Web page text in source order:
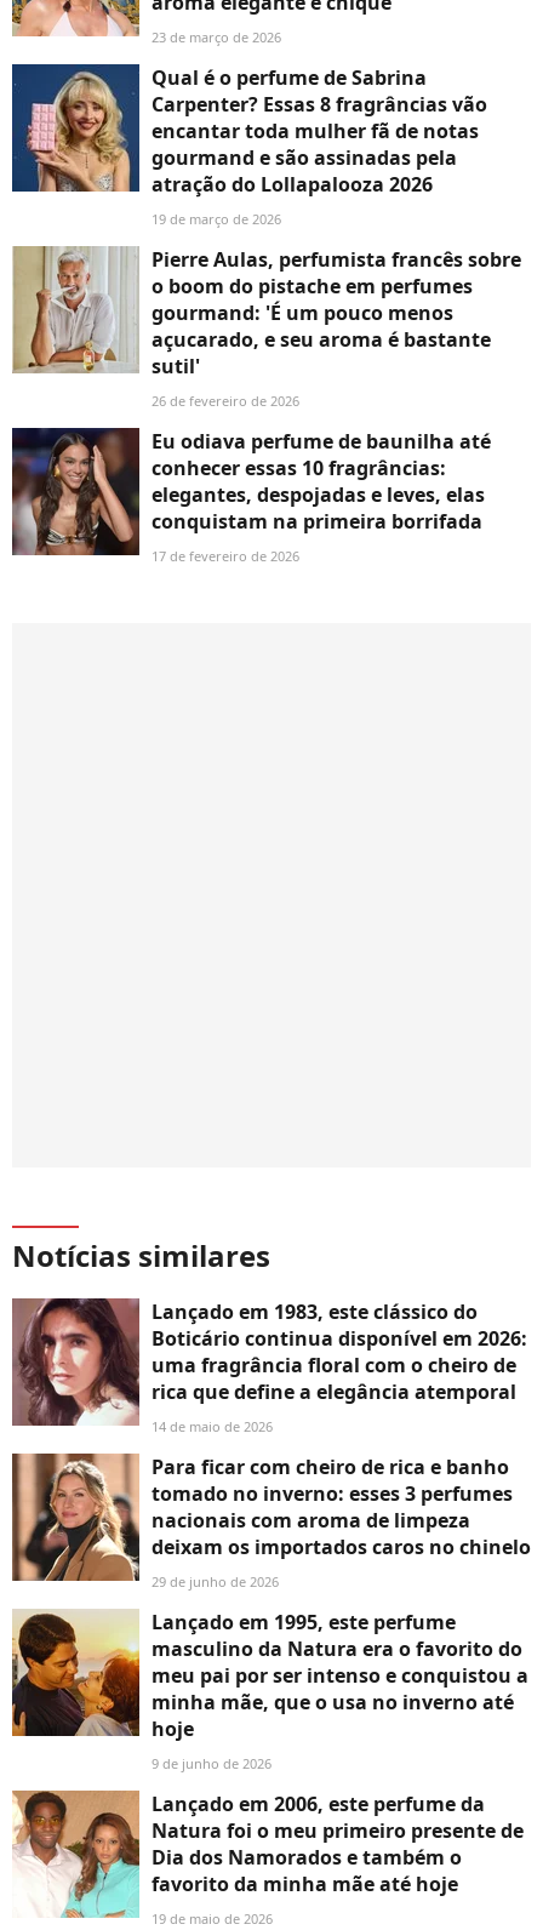
23 de março de 2026
Qual é o perfume de Sabrina
Carpenter? Essas 8 fragrâncias vão
encantar toda mulher fã de notas
gourmand e são assinadas pela
atração do Lollapalooza 2026
19 de março de 2026
Pierre Aulas, perfumista francês sobre
o boom do pistache em perfumes
gourmand: 'É um pouco menos
açucarado, e seu aroma é bastante
sutil'
26 de fevereiro de 2026
Eu odiava perfume de baunilha até
conhecer essas 10 fragrâncias:
elegantes, despojadas e leves, elas
conquistam na primeira borrifada
17 de fevereiro de 2026
Notícias similares
Lançado em 1983, este clássico do
Boticário continua disponível em 2026:
uma fragrância floral com o cheiro de
rica que define a elegância atemporal
14 de maio de 2026
Para ficar com cheiro de rica e banho
tomado no inverno: esses 3 perfumes
nacionais com aroma de limpeza
deixam os importados caros no chinelo
29 de junho de 2026
Lançado em 1995, este perfume
masculino da Natura era o favorito do
meu pai por ser intenso e conquistou a
minha mãe, que o usa no inverno até
hoje
9 de junho de 2026
Lançado em 2006, este perfume da
Natura foi o meu primeiro presente de
Dia dos Namorados e também o
favorito da minha mãe até hoje
19 de maio de 2026